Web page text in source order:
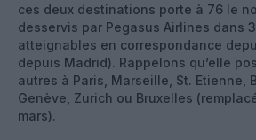
ces deux destinations porte à 76 le
desservis par Pegasus Airlines dans
atteignables en correspondance
depuis Madrid). Rappelons qu’elle
autres à Paris, Marseille, St. Etienne,
Genève, Zurich ou Bruxelles
mars).